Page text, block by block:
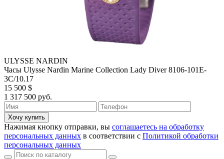
ULYSSE NARDIN
Часы Ulysse Nardin Marine Collection Lady Diver 8106-101E-
3C/10.17
15 500 $
1 317 500 руб.
Хочу купить
Нажимая кнопку отправки, вы соглашаетесь на обработку
персональных данных в соответствии с Политикой обработки
персональных данных